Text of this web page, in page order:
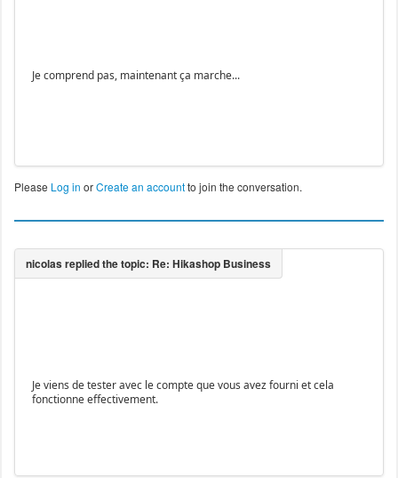
Je comprend pas, maintenant ça marche...
Please Log in orCreate an accountto join the conversation.
Je viens de tester avec le compte que vous avez fourni et cela
fonctionne effectivement.